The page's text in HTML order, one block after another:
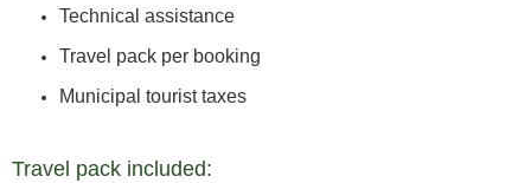
Technical assistance
Travel pack per booking
Municipal tourist taxes
Travel pack included: